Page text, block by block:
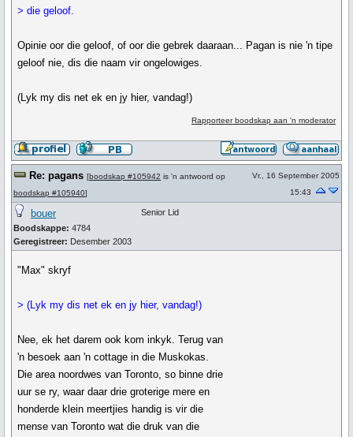
> die geloof.
Opinie oor die geloof, of oor die gebrek daaraan... Pagan is nie 'n tipe
geloof nie, dis die naam vir ongelowiges.
(Lyk my dis net ek en jy hier, vandag!)
Rapporteer boodskap aan 'n moderator
Re: pagans [boodskap #105942 is 'n antwoord op
boodskap #105940]
Vr., 16 September 2005
15:43
bouer
Boodskappe: 4784
Geregistreer: Desember 2003
Senior Lid
"Max" skryf
> (Lyk my dis net ek en jy hier, vandag!)
Nee, ek het darem ook kom inkyk. Terug van
'n besoek aan 'n cottage in die Muskokas.
Die area noordwes van Toronto, so binne drie
uur se ry, waar daar drie groterige mere en
honderde klein meertjies handig is vir die
mense van Toronto wat die druk van die